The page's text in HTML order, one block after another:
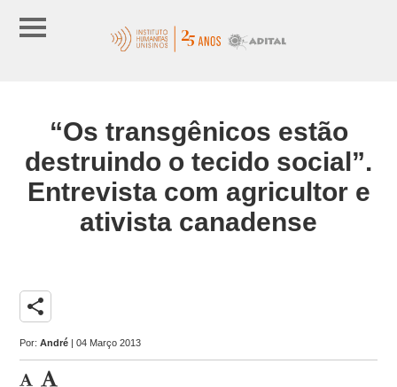
“Os transgênicos estão
destruindo o tecido social”.
Entrevista com agricultor e
ativista canadense
share
Por:André | 04 Março 2013